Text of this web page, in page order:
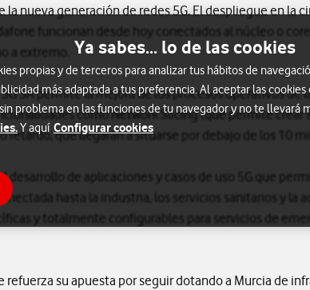
la nueva generación de redes 5G. El despliegue en la
funcionan desde hoy conectados al núcleo o
a extremo.
SA permite la mejora de los procesos operativos de
como Network Slicing (que permite crear
retardo, que llegarán a situarse por debajo de los 10
desarrollo de aplicaciones y casos de uso 5G que
hasta la industria, los servicios sanitarios y la
y totalmente configurables para servicios de
refuerza su apuesta por seguir dotando a Murcia de
Ya sabes... lo de las cookies
propias y de terceros para analizar tus hábitos de
más adaptada a tus preferencia. Al aceptar las
problema en las funciones de tu navegador y no te llevará
Y aquí Configurar cookies